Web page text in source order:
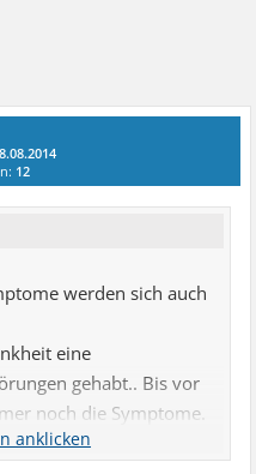
12
werden sich auch
eine
gehabt.. Bis vor
noch die Symptome.
großem Stress mal